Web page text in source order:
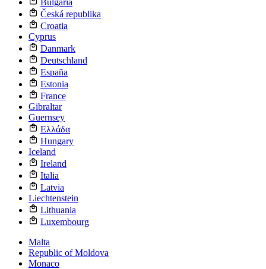
Česká republika
Croatia
Cyprus
Danmark
Deutschland
España
Estonia
France
Gibraltar
Guernsey
Ελλάδα
Hungary
Iceland
Ireland
Italia
Latvia
Liechtenstein
Lithuania
Luxembourg
Malta
Republic of Moldova
Monaco